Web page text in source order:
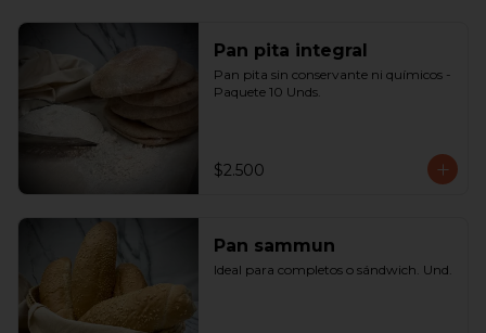
Pan pita integral
Pan pita sin conservante ni químicos -
Paquete 10 Unds.
$2.500
Pan sammun
Ideal para completos o sándwich. Und.